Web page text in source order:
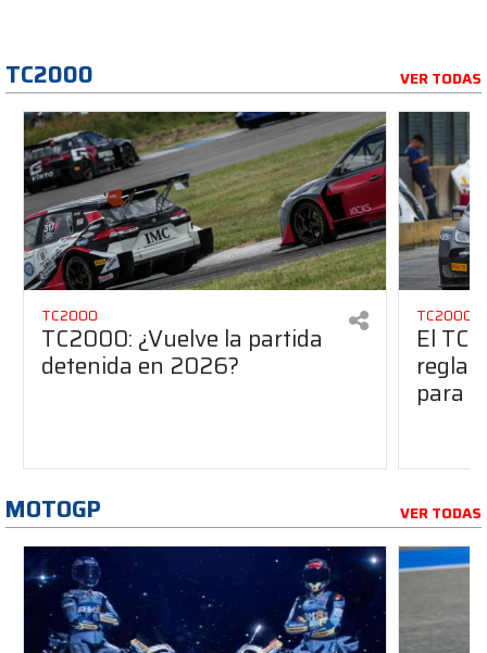
TC2000 VER TODAS
TC2000
TC2000: ¿Vuelve la partida
detenida en 2026?
TC2000
El
para
MOTOGP VER TODAS